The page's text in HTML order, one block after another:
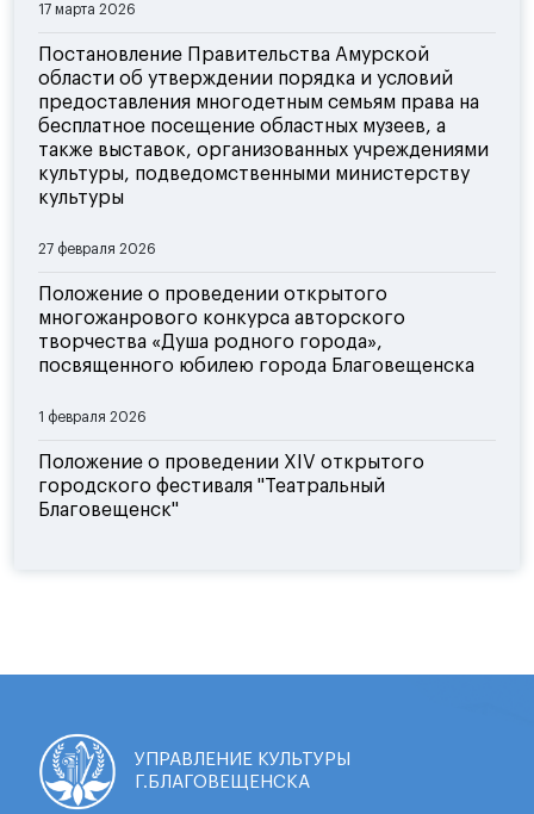
17 марта 2026
Постановление Правительства Амурской
области об утверждении порядка и условий
предоставления многодетным семьям права на
бесплатное посещение областных музеев, а
также выставок, организованных учреждениями
культуры, подведомственными министерству
культуры
27 февраля 2026
Положение о проведении открытого
многожанрового конкурса авторского
творчества «Душа родного города»,
посвященного юбилею города Благовещенска
1 февраля 2026
Положение о проведении XIV открытого
городского фестиваля "Театральный
Благовещенск"
УПРАВЛЕНИЕ КУЛЬТУРЫ
Г.БЛАГОВЕЩЕНСКА